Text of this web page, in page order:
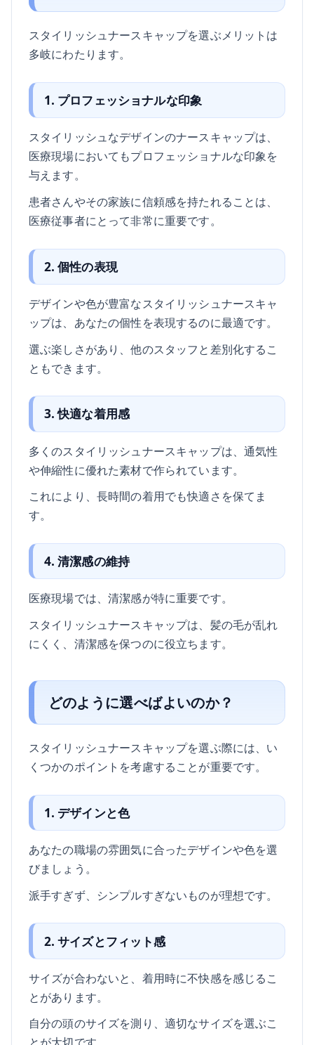
スタイリッシュナースキャップを選ぶメリットは
多岐にわたります。
1. プロフェッショナルな印象
スタイリッシュなデザインのナースキャップは、
医療現場においてもプロフェッショナルな印象を
与えます。
患者さんやその家族に信頼感を持たれることは、
医療従事者にとって非常に重要です。
2. 個性の表現
デザインや色が豊富なスタイリッシュナースキャ
ップは、あなたの個性を表現するのに最適です。
選ぶ楽しさがあり、他のスタッフと差別化するこ
ともできます。
3. 快適な着用感
多くのスタイリッシュナースキャップは、通気性
や伸縮性に優れた素材で作られています。
これにより、長時間の着用でも快適さを保てま
す。
4. 清潔感の維持
医療現場では、清潔感が特に重要です。
スタイリッシュナースキャップは、髪の毛が乱れ
にくく、清潔感を保つのに役立ちます。
どのように選べばよいのか？
スタイリッシュナースキャップを選ぶ際には、い
くつかのポイントを考慮することが重要です。
1. デザインと色
あなたの職場の雰囲気に合ったデザインや色を選
びましょう。
派手すぎず、シンプルすぎないものが理想です。
2. サイズとフィット感
サイズが合わないと、着用時に不快感を感じるこ
とがあります。
自分の頭のサイズを測り、適切なサイズを選ぶこ